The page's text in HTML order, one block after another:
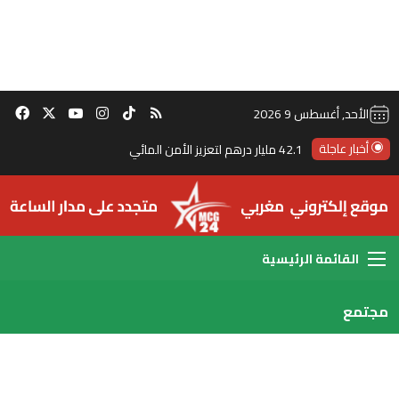
الأحد, أغسطس 9 2026 ‫YouTubeانستقرام‫TikTok
ملخص الموقع RSS
أخبار عاجلة 42.1 مليار درهم لتعزيز الأمن المائي
القائمة
مجتمع